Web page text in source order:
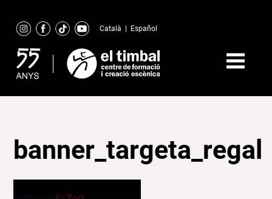
content
Català Español
banner_targeta_regal